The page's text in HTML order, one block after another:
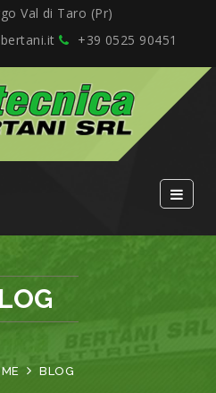
Val di Taro (Pr)
+39 0525 90451
BLOG